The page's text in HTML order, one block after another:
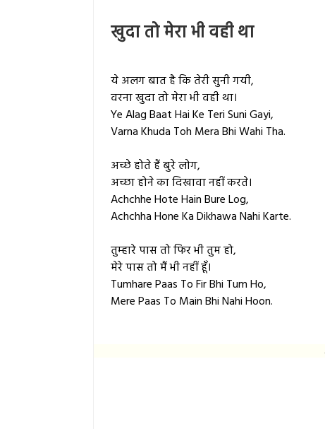
खुदा तो मेरा भी वही था
ये अलग बात है कि तेरी सुनी गयी,
वरना खुदा तो मेरा भी वही था।
Ye Alag Baat Hai Ke Teri Suni Gayi,
Varna Khuda Toh Mera Bhi Wahi Tha.
अच्छे होते हैं बुरे लोग,
अच्छा होने का दिखावा नहीं करते।
Achchhe Hote Hain Bure Log,
Achchha Hone Ka Dikhawa Nahi Karte.
तुम्हारे पास तो फिर भी तुम हो,
मेरे पास तो मैं भी नहीं हूँ।
Tumhare Paas To Fir Bhi Tum Ho,
Mere Paas To Main Bhi Nahi Hoon.